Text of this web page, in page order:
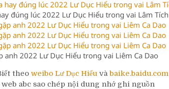
đúng lúc 2022 Lư Dục Hiểu trong vai Lâm Tích
anh 2022 Lư Dục Hiểu trong vai Liêm Ca Dao
theo weibo Lư Dục Hiểu và baike.baidu.com
web abc sao chép nội dung nhớ ghi nguồn